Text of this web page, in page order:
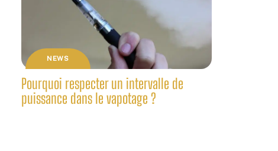
NEWS
Pourquoi respecter un intervalle de
puissance dans le vapotage ?